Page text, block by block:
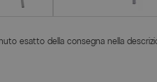
esatto della consegna nella